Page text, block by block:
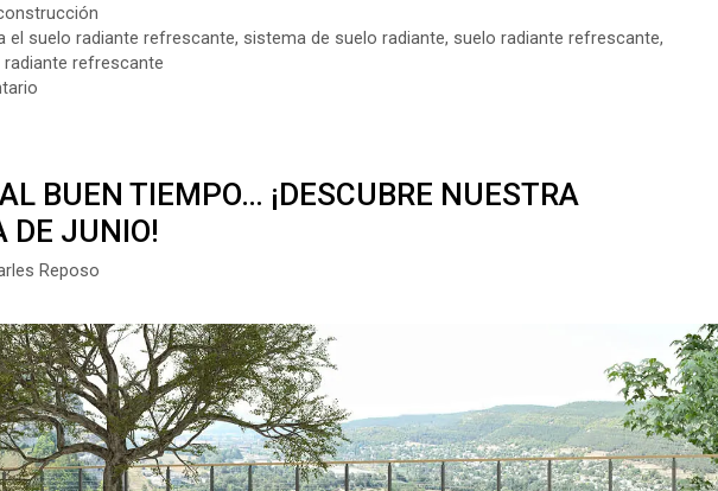
el suelo radiante refrescante, sistema de suelo radiante, suelo radiante refrescante,
refrescante
BUEN TIEMPO… ¡DESCUBRE NUESTRA
DE JUNIO!
Reposo